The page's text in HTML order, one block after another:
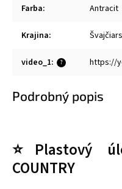
Farba: Antracit
Krajina:
?
video_1: https://
Podrobný popis
⭐Plastový
COUNTRY